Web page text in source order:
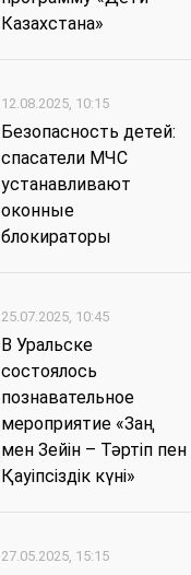
Казахстана»
12.08.2025, 10:15
Безопасность детей:
спасатели МЧС
устанавливают
оконные
блокираторы
25.07.2025, 10:45
В Уральске
состоялось
познавательное
мероприятие «Заң
мен Зейін – Тәртіп пен
Қауіпсіздік күні»
27.05.2025, 15:15